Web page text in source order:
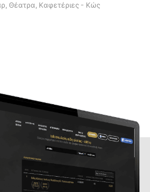
Θέατρα, Καφετέριες - Κώς